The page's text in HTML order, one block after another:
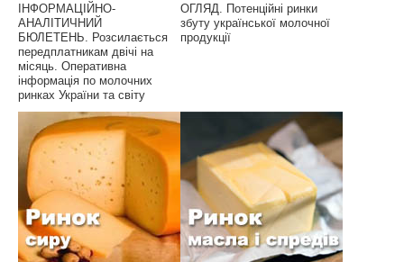
ІНФОРМАЦІЙНО-
АНАЛІТИЧНИЙ
БЮЛЕТЕНЬ. Розсилається
передплатникам двічі на
місяць. Оперативна
інформація по молочних
ринках України та світу
ОГЛЯД. Потенційні ринки
збуту української молочної
продукції